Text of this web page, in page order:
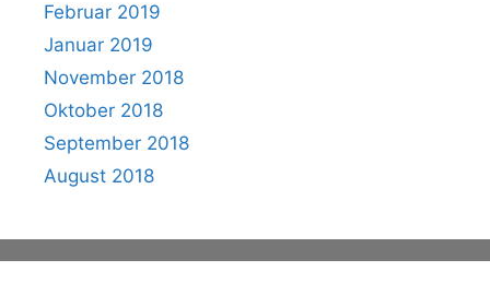
Februar 2019
Januar 2019
November 2018
Oktober 2018
September 2018
August 2018